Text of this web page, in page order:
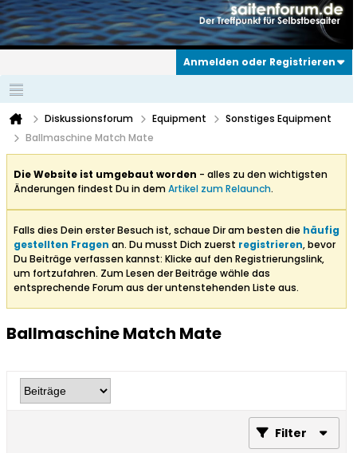
Anmelden oder Registrieren
Diskussionsforum Equipment
Sonstiges Equipment
Ballmaschine Match Mate
Die Website ist umgebaut worden - alles zu den wichtigsten
Änderungen findest Du in demArtikel zum Relaunch.
Falls dies Dein erster Besuch ist, schaue Dir am besten die häufig
gestellten Fragen an. Du musst Dich zuerst registrieren, bevor
Du Beiträge verfassen kannst: Klicke auf den Registrierungslink,
um fortzufahren. Zum Lesen der Beiträge wähle das
entsprechende Forum aus der untenstehenden Liste aus.
Ballmaschine Match Mate
Filter